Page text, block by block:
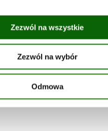
Zezwól na wszystkie
Zezwól na wybór
Odmowa